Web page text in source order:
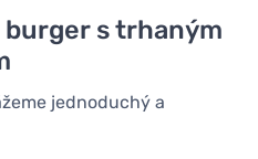
burger s trhaným
jednoduchý a